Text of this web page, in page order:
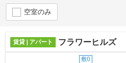
空室のみ
賃貸 | アパート フラワーヒルズ
敷0